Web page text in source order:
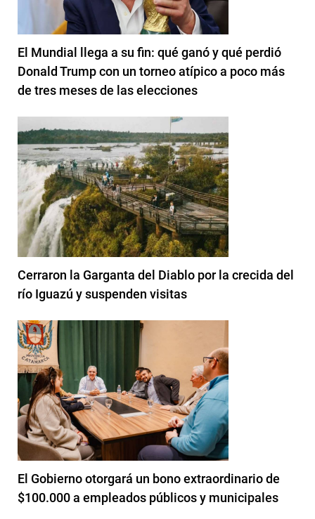
El Mundial llega a su fin: qué ganó y qué perdió
Donald Trump con un torneo atípico a poco más
de tres meses de las elecciones
Cerraron la Garganta del Diablo por la crecida del
río Iguazú y suspenden visitas
El Gobierno otorgará un bono extraordinario de
$100.000 a empleados públicos y municipales